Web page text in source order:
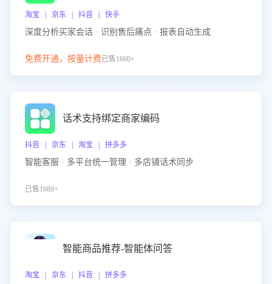
淘宝 | 京东 | 抖音 | 快手
深度分析买家会话 · 识别售后痛点 · 报表自动生成
免费开通，按量计费已售1660+
话术支持绑定商家编码
抖音 | 京东 | 淘宝 | 拼多多
智能客服 · 多平台统一管理 · 多店铺话术同步
已售1689+
智能商品推荐-智能体问答
淘宝 | 京东 | 抖音 | 拼多多